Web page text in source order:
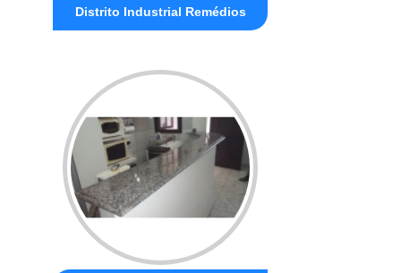
Distrito Industrial Remédios